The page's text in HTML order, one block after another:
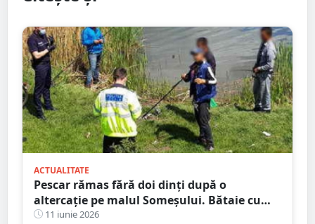
ACTUALITATE
Pescar rămas fără doi dinți după o
altercație pe malul Someșului. Bătaie cu
niște petrecăreți din barcă
11 iunie 2026